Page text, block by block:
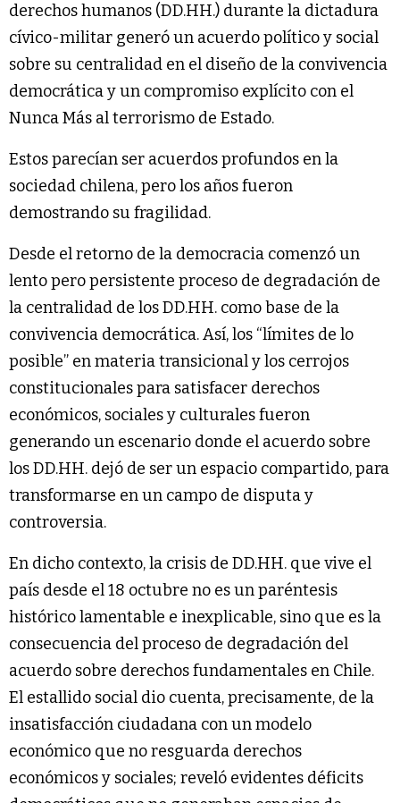
derechos humanos (DD.HH.) durante la dictadura
cívico-militar generó un acuerdo político y social
sobre su centralidad en el diseño de la convivencia
democrática y un compromiso explícito con el
Nunca Más al terrorismo de Estado.
Estos parecían ser acuerdos profundos en la
sociedad chilena, pero los años fueron
demostrando su fragilidad.
Desde el retorno de la democracia comenzó un
lento pero persistente proceso de degradación de
la centralidad de los DD.HH. como base de la
convivencia democrática. Así, los “límites de lo
posible” en materia transicional y los cerrojos
constitucionales para satisfacer derechos
económicos, sociales y culturales fueron
generando un escenario donde el acuerdo sobre
los DD.HH. dejó de ser un espacio compartido, para
transformarse en un campo de disputa y
controversia.
En dicho contexto, la crisis de DD.HH. que vive el
país desde el 18 octubre no es un paréntesis
histórico lamentable e inexplicable, sino que es la
consecuencia del proceso de degradación del
acuerdo sobre derechos fundamentales en Chile.
El estallido social dio cuenta, precisamente, de la
insatisfacción ciudadana con un modelo
económico que no resguarda derechos
económicos y sociales; reveló evidentes déficits